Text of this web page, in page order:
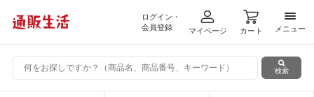
ログイン・
会員登録
マイページ カート
メニ
メニュー
検索